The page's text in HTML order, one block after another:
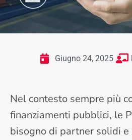
Giugno 24, 2025
Nel contesto sempre più
finanziamenti pubblici, le
bisogno di partner solidi e